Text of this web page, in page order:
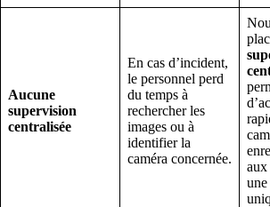
Aucune
supervision
centralisée
En cas d’incident,
le personnel perd
du temps à
rechercher les
images ou à
identifier la
caméra concernée.
aux